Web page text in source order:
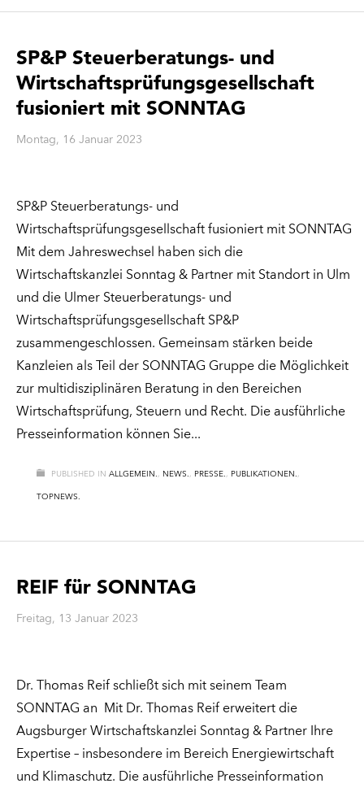
SP&P Steuerberatungs- und
Wirtschaftsprüfungsgesellschaft
fusioniert mit SONNTAG
Montag, 16 Januar 2023
SP&P Steuerberatungs- und
Wirtschaftsprüfungsgesellschaft fusioniert mit SONNTAG
Mit dem Jahreswechsel haben sich die
Wirtschaftskanzlei Sonntag & Partner mit Standort in Ulm
und die Ulmer Steuerberatungs- und
Wirtschaftsprüfungsgesellschaft SP&P
zusammengeschlossen. Gemeinsam stärken beide
Kanzleien als Teil der SONNTAG Gruppe die Möglichkeit
zur multidisziplinären Beratung in den Bereichen
Wirtschaftsprüfung, Steuern und Recht. Die ausführliche
Presseinformation können Sie
PUBLISHED IN ALLGEMEIN. , NEWS. , PRESSE. , PUBLIKATIONEN. ,
TOPNEWS.
REIF für SONNTAG
Freitag, 13 Januar 2023
Dr. Thomas Reif schließt sich mit seinem Team
SONNTAG an Mit Dr. Thomas Reif erweitert die
Augsburger Wirtschaftskanzlei Sonntag & Partner Ihre
Expertise – insbesondere im Bereich Energiewirtschaft
und Klimaschutz. Die ausführliche Presseinformation